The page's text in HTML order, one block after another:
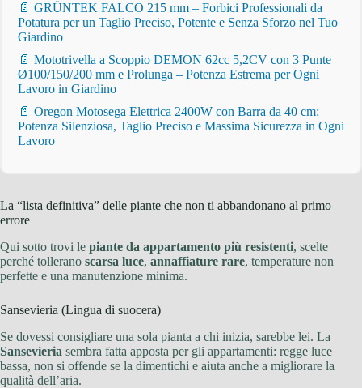
📄 GRÜNTEK FALCO 215 mm – Forbici Professionali da
Potatura per un Taglio Preciso, Potente e Senza Sforzo nel Tuo
Giardino
📄 Mototrivella a Scoppio DEMON 62cc 5,2CV con 3 Punte
Ø100/150/200 mm e Prolunga – Potenza Estrema per Ogni
Lavoro in Giardino
📄 Oregon Motosega Elettrica 2400W con Barra da 40 cm:
Potenza Silenziosa, Taglio Preciso e Massima Sicurezza in Ogni
Lavoro
La “lista definitiva” delle piante che non ti abbandonano al primo
errore
Qui sotto trovi le piante da appartamento più resistenti, scelte
perché tollerano scarsa luce, annaffiature rare, temperature non
perfette e una manutenzione minima.
Sansevieria (Lingua di suocera)
Se dovessi consigliare una sola pianta a chi inizia, sarebbe lei. La
Sansevieria sembra fatta apposta per gli appartamenti: regge luce
bassa, non si offende se la dimentichi e aiuta anche a migliorare la
qualità dell’aria.